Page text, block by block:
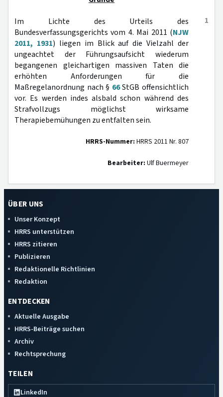
1
Im Lichte des Urteils des
Bundesverfassungsgerichts vom 4. Mai 2011 (NJW
2011, 1931) liegen im Blick auf die Vielzahl der
ungeachtet der Führungsaufsicht wiederum
begangenen gleichartigen massiven Taten die
erhöhten Anforderungen für die
Maßregelanordnung nach § 66StGB offensichtlich
vor. Es werden indes alsbald schon während des
Strafvollzugs möglichst wirksame
Therapiebemühungen zu entfalten sein.
HRRS-Nummer: HRRS 2011 Nr. 807
Bearbeiter: Ulf Buermeyer
ÜBER UNS
Unser Konzept
HRRS unterstützen
HRRS zitieren
Publizieren
Redaktionelle Richtlinien
Redaktion
ENTDECKEN
Aktuelle Ausgabe
HRRS-Beiträge suchen
Archiv
Rechtsprechung
TEILEN
LinkedIn